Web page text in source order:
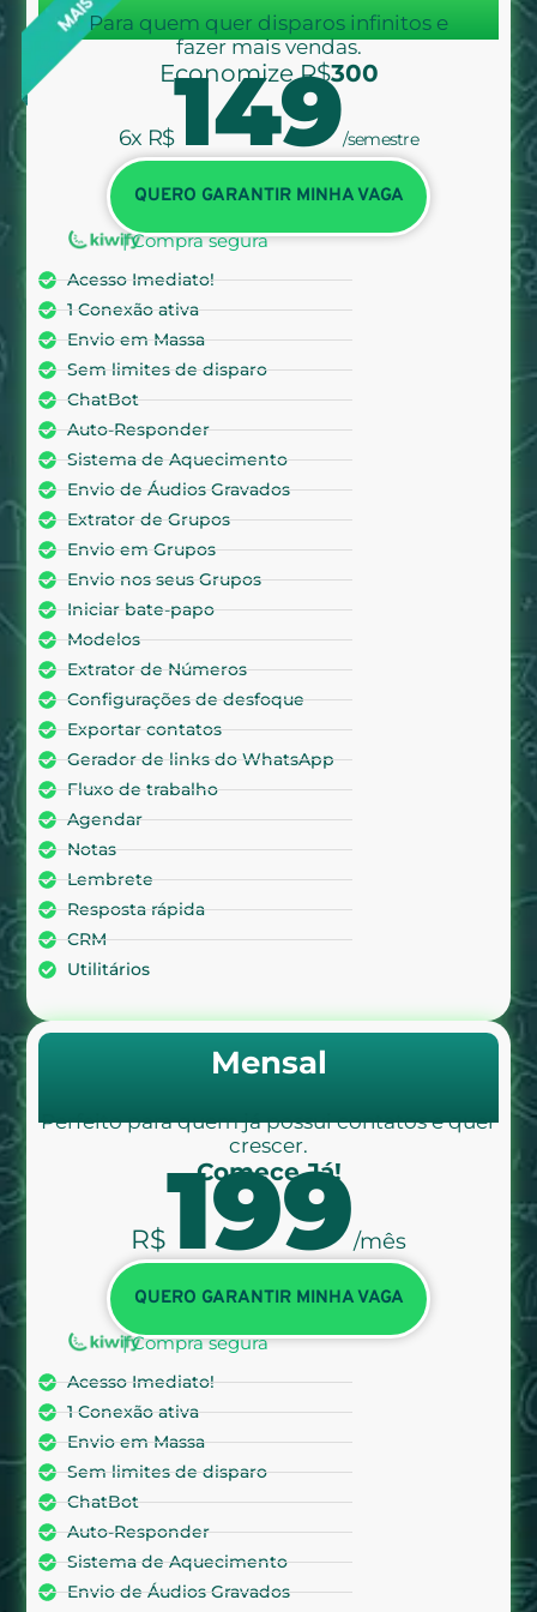
Para quem quer disparos infinitos e
fazer mais vendas.
Economize R$300
6x R$149/semestre
QUERO GARANTIR MINHA VAGA
| Compra segura
Acesso Imediato!
1 Conexão ativa
Envio em Massa
Sem limites de disparo
ChatBot
Auto-Responder
Sistema de Aquecimento
Envio de Áudios Gravados
Extrator de Grupos
Envio em Grupos
Envio nos seus Grupos
Iniciar bate-papo
Modelos
Extrator de Números
Configurações de desfoque
Exportar contatos
Gerador de links do WhatsApp
Fluxo de trabalho
Agendar
Notas
Lembrete
Resposta rápida
CRM
Utilitários
Mensal
Perfeito para quem já possui contatos e quer
crescer.
Comece Já!
R$199/mês
QUERO GARANTIR MINHA VAGA
| Compra segura
Acesso Imediato!
1 Conexão ativa
Envio em Massa
Sem limites de disparo
ChatBot
Auto-Responder
Sistema de Aquecimento
Envio de Áudios Gravados